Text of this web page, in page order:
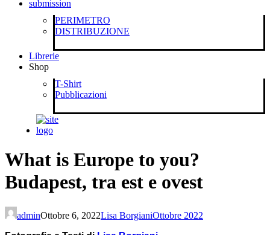
submission
PERIMETRO
DISTRIBUZIONE
Librerie
Shop
T-Shirt
Pubblicazioni
What is Europe to you?
Budapest, tra est e ovest
adminOttobre 6, 2022Lisa BorgianiOttobre 2022